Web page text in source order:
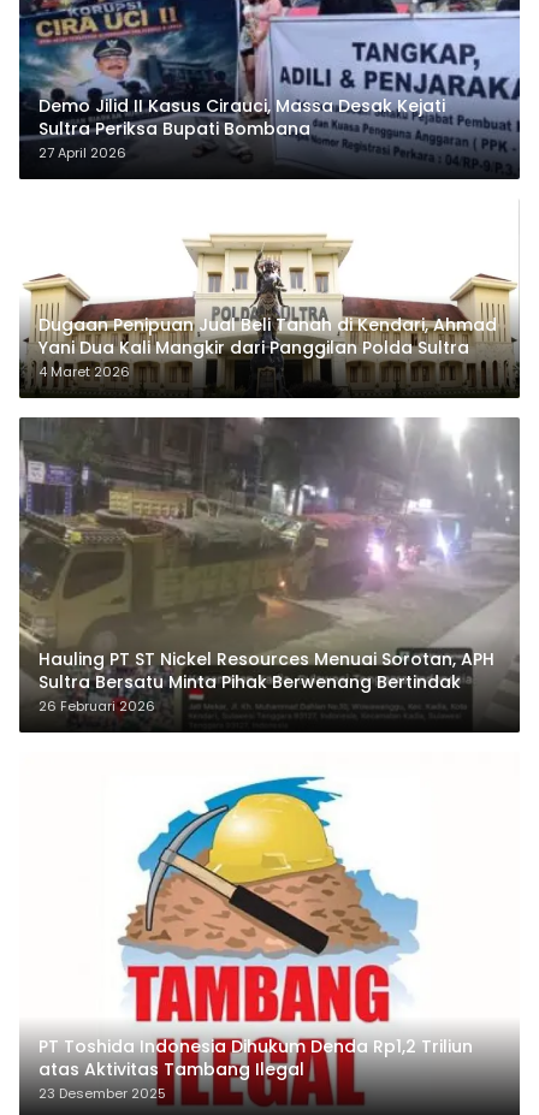
Demo Jilid II Kasus Cirauci, Massa Desak Kejati
Sultra Periksa Bupati Bombana
27 April 2026
Dugaan Penipuan Jual Beli Tanah di Kendari, Ahmad
Yani Dua Kali Mangkir dari Panggilan Polda Sultra
4 Maret 2026
Hauling PT ST Nickel Resources Menuai Sorotan, APH
Sultra Bersatu Minta Pihak Berwenang Bertindak
26 Februari 2026
PT Toshida Indonesia Dihukum Denda Rp1,2 Triliun
atas Aktivitas Tambang Ilegal
23 Desember 2025